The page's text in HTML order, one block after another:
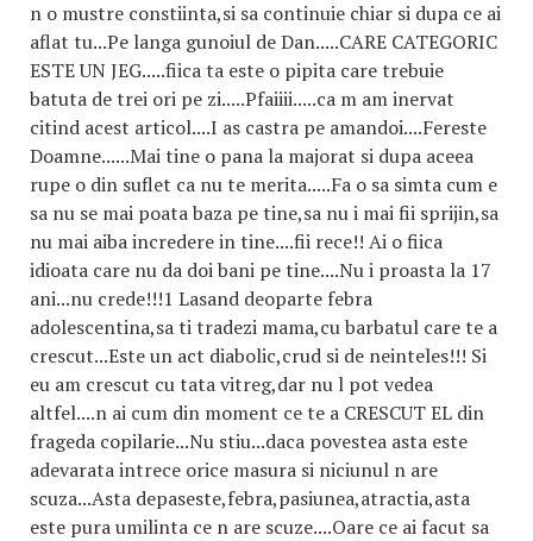
n o mustre constiinta,si sa continuie chiar si dupa ce ai
aflat tu...Pe langa gunoiul de Dan.....CARE CATEGORIC
ESTE UN JEG.....fiica ta este o pipita care trebuie
batuta de trei ori pe zi.....Pfaiiii.....ca m am inervat
citind acest articol....I as castra pe amandoi....Fereste
Doamne......Mai tine o pana la majorat si dupa aceea
rupe o din suflet ca nu te merita.....Fa o sa simta cum e
sa nu se mai poata baza pe tine,sa nu i mai fii sprijin,sa
nu mai aiba incredere in tine....fii rece!! Ai o fiica
idioata care nu da doi bani pe tine....Nu i proasta la 17
ani...nu crede!!!1 Lasand deoparte febra
adolescentina,sa ti tradezi mama,cu barbatul care te a
crescut...Este un act diabolic,crud si de neinteles!!! Si
eu am crescut cu tata vitreg,dar nu l pot vedea
altfel....n ai cum din moment ce te a CRESCUT EL din
frageda copilarie...Nu stiu...daca povestea asta este
adevarata intrece orice masura si niciunul n are
scuza...Asta depaseste,febra,pasiunea,atractia,asta
este pura umilinta ce n are scuze....Oare ce ai facut sa